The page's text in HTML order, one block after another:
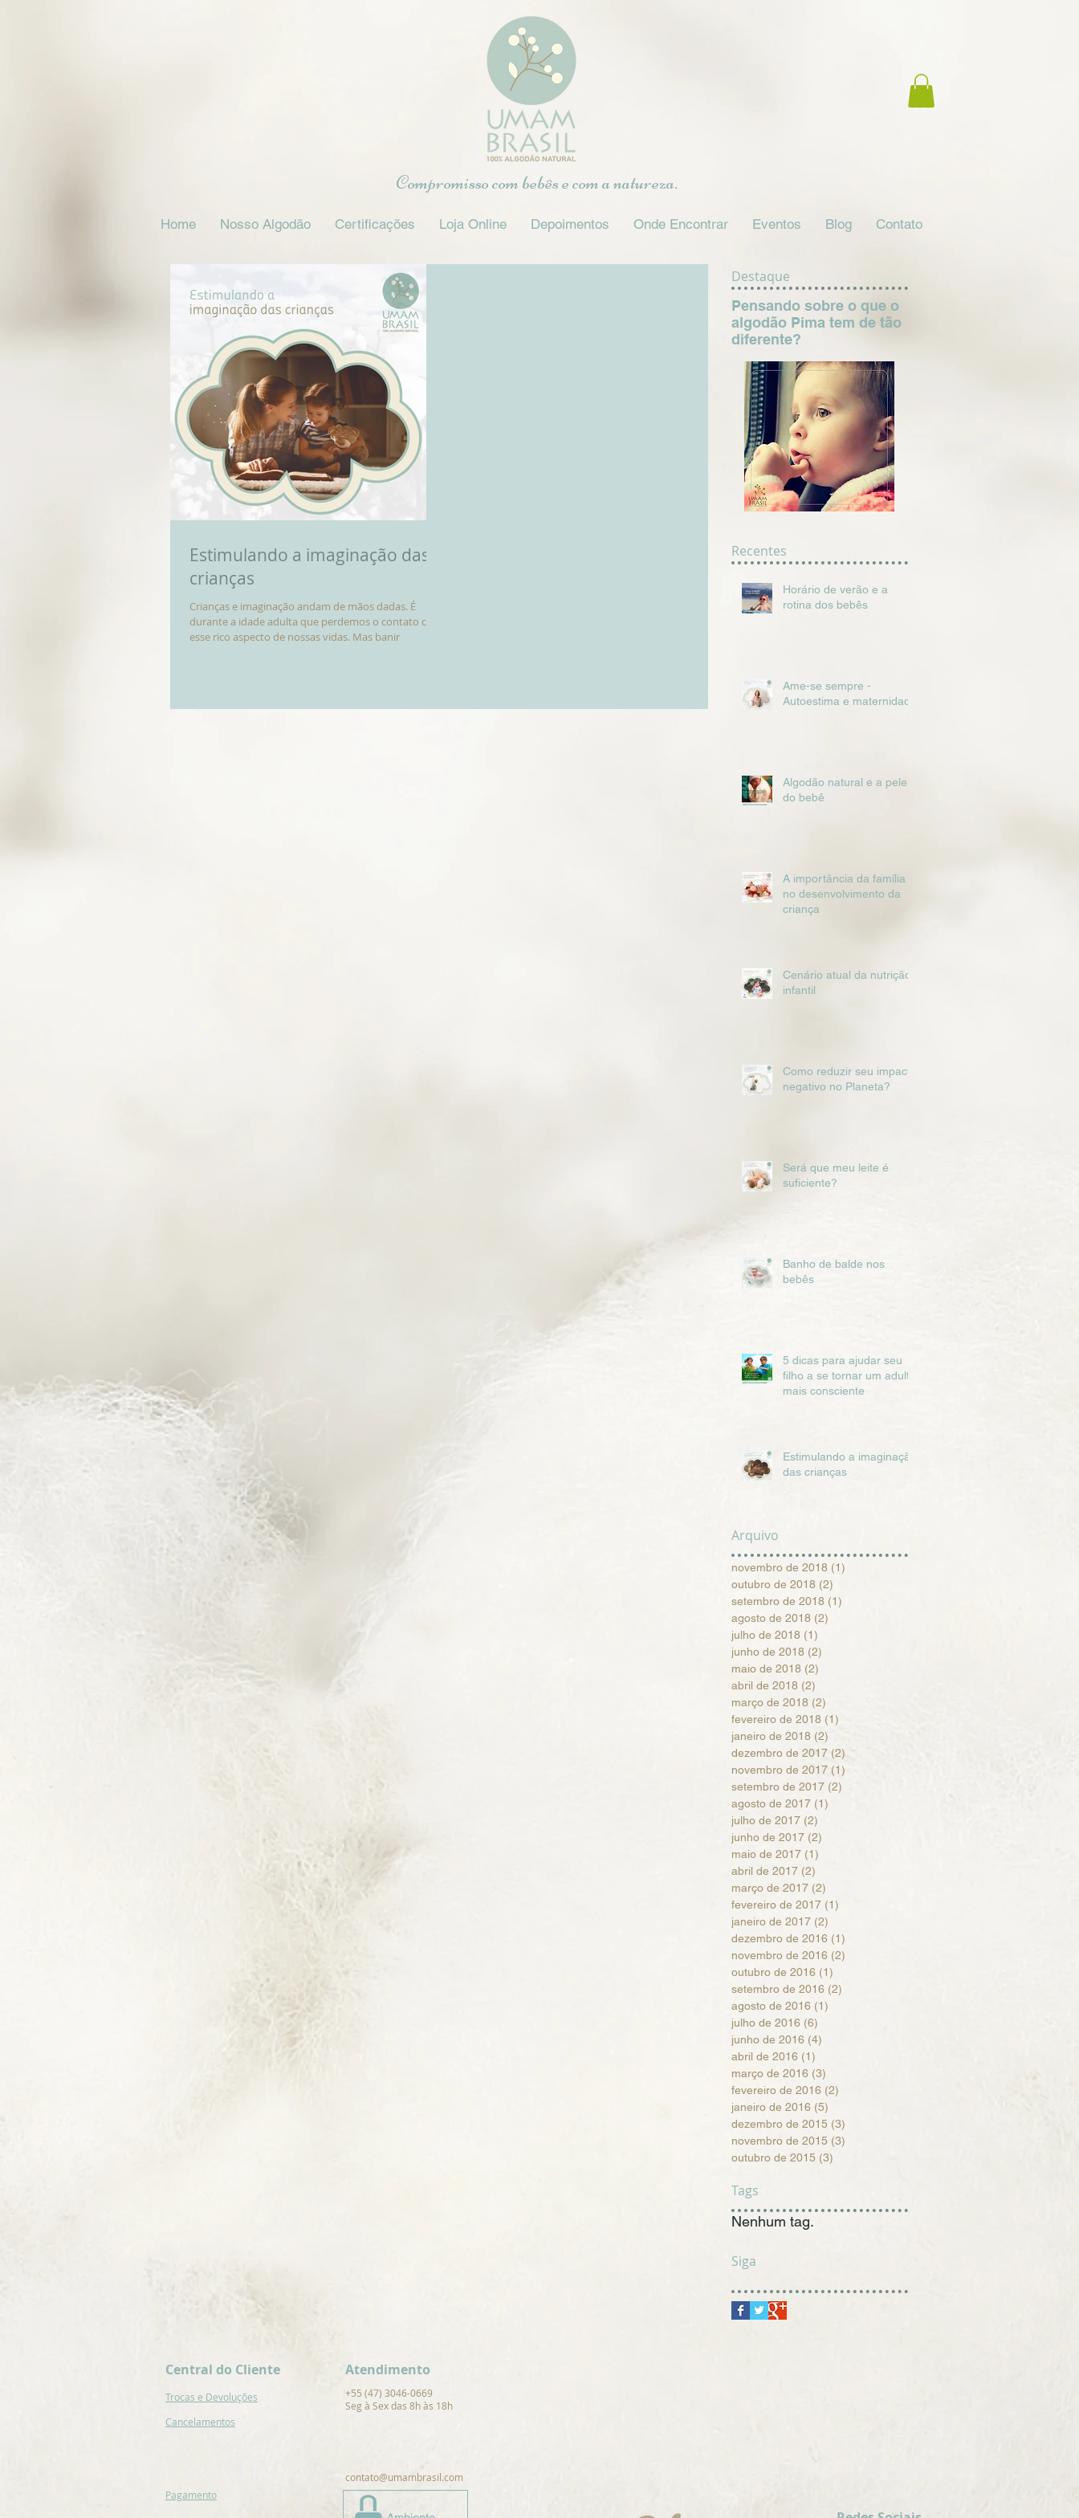
Compromisso com bebês e com a natureza.
Home Nosso Algodão Certificações Loja Online Depoimentos Onde Encontrar Eventos Blog Contato
Nenhum tag.
Siga
Estimulando a imaginação das
crianças
Crianças e imaginação andam de mãos dadas. É
durante a idade adulta que perdemos o contato com
esse rico aspecto de nossas vidas. Mas banir
Horário de verão e a
rotina dos bebês
Ame-se sempre -
Autoestima e maternidade
Algodão natural e a pele
do bebê
A importância da família
no desenvolvimento da
criança
Cenário atual da nutrição
infantil
Como reduzir seu impacto
negativo no Planeta?
Será que meu leite é
suficiente?
Banho de balde nos
bebês
5 dicas para ajudar seu
filho a se tornar um adulto
mais consciente
Estimulando a imaginação
das crianças
Recentes
Tags
Destaque
Arquivo
novembro de 2018 (1)
outubro de 2018 (2)
setembro de 2018 (1)
agosto de 2018 (2)
julho de 2018 (1)
junho de 2018 (2)
maio de 2018 (2)
abril de 2018 (2)
março de 2018 (2)
fevereiro de 2018 (1)
janeiro de 2018 (2)
dezembro de 2017 (2)
novembro de 2017 (1)
setembro de 2017 (2)
agosto de 2017 (1)
julho de 2017 (2)
junho de 2017 (2)
maio de 2017 (1)
abril de 2017 (2)
março de 2017 (2)
fevereiro de 2017 (1)
janeiro de 2017 (2)
dezembro de 2016 (1)
novembro de 2016 (2)
outubro de 2016 (1)
setembro de 2016 (2)
agosto de 2016 (1)
julho de 2016 (6)
junho de 2016 (4)
abril de 2016 (1)
março de 2016 (3)
fevereiro de 2016 (2)
janeiro de 2016 (5)
dezembro de 2015 (3)
novembro de 2015 (3)
outubro de 2015 (3)
Pensando sobre o que o
algodão Pima tem de tão
diferente?
Trocas e Devoluções
Cancelamentos
Central do Cliente Atendimento
+55 (47) 3046-0669
Seg à Sex das 8h às 18h
contato@umambrasil.com
Pagamento